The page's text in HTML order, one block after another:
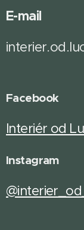
E-mail
Facebook
Interiér od
Instagram